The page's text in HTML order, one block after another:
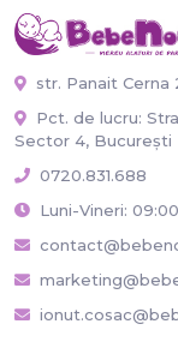
str. Panait
Pct. de lucru:
Sector 4, București
0720.831.688
Luni-Vineri: